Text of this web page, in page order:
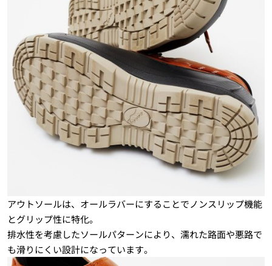
アウトソールは、オールラバーにすることでノンスリップ機能
とグリップ性に特化。
排水性を考慮したソールパターンにより、濡れた路面や悪路で
も滑りにくい設計になっています。